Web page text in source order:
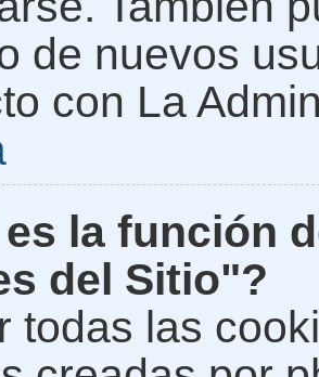
de nuevos
con La
la función
del Sitio"?
todas las